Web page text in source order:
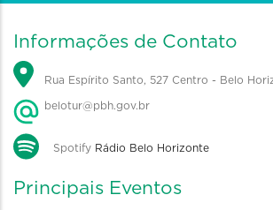
Informações de Contato
Rua Espírito Santo, 527 Centro - Belo
belotur@pbh.gov.br
Spotify Rádio Belo Horizonte
Principais Eventos